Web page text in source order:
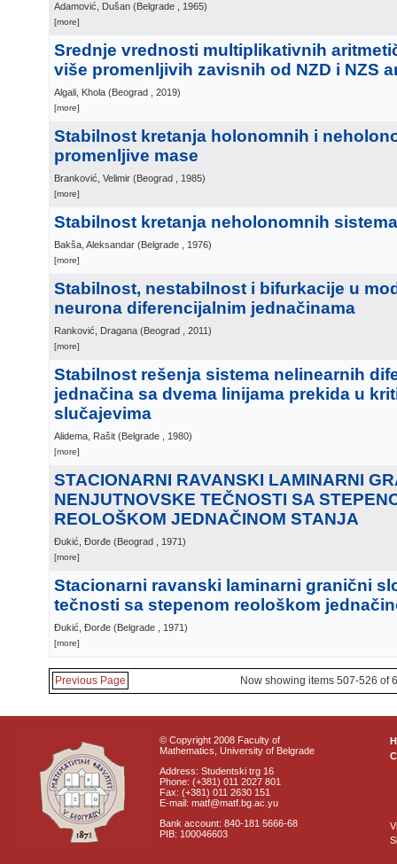
Adamović, Dušan (Belgrade , 1965)
[more]
Srednje vrednosti multiplikativnih
više promenljivih zavisnih od NZD i NZS
Algali, Khola (Beograd , 2019)
[more]
Stabilnost kretanja holonomnih i
promenljive mase
Branković, Velimir (Beograd , 1985)
[more]
Stabilnost kretanja neholonomnih sistema
Bakša, Aleksandar (Belgrade , 1976)
[more]
Stabilnost, nestabilnost i bifurkacije u
neurona diferencijalnim jednačinama
Ranković, Dragana (Beograd , 2011)
[more]
Stabilnost rešenja sistema nelinearnih
jednačina sa dvema linijama prekida u
slučajevima
Alidema, Rašit (Belgrade , 1980)
[more]
STACIONARNI RAVANSKI LAMINARNI
NENJUTNOVSKE TEČNOSTI SA
REOLOŠKOM JEDNAČINOM STANJA
Đukić, Đorđe (Beograd , 1971)
[more]
Stacionarni ravanski laminarni granični
tečnosti sa stepenom reološkom
Đukić, Đorđe (Belgrade , 1971)
[more]
Previous Page Now showing items 507-526 of
© Copyright 2008 Faculty of
Mathematics, University of Belgrade
Address: Studentski trg 16
Phone: (+381) 011 2027 801
Fax: (+381) 011 2630 151
E-mail: matf@matf.bg.ac.yu
Bank account: 840-181 5666-68
PIB: 100046603